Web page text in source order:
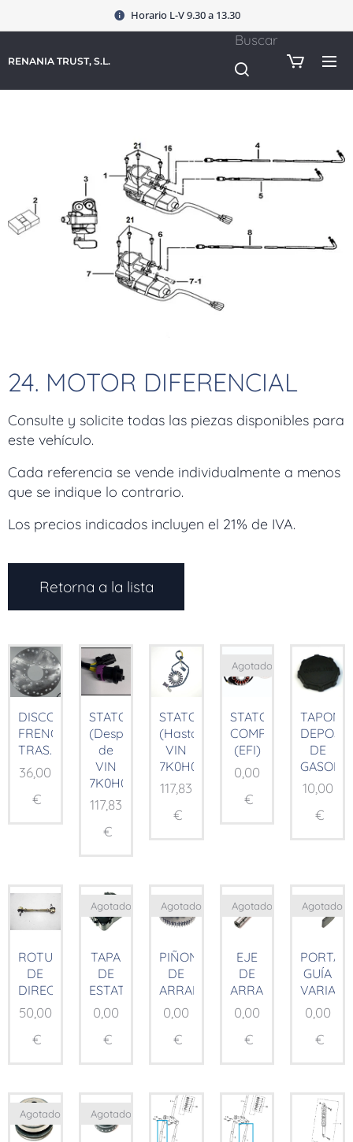
Horario L-V 9.30 a 13.30
RENANIA TRUST, S.L.
Buscar
24. MOTOR DIFERENCIAL
Consulte y solicite todas las piezas disponibles para
este vehículo.
Cada referencia se vende individualmente a menos
que se indique lo contrario.
Los precios indicados incluyen el 21% de IVA.
Retorna a la lista
DISCO
FRENO
TRAS.
36,00
€
STATOR
(Después
de
VIN
7K0H01185)
117,83
€
STATOR
(Hasta
VIN
7K0H01185)
117,83
€
STATOR
COMP.
(EFI)
Agotado
0,00
€
TAPON
DE
10,00
€
ROTULAS
DE
DIRECCION
50,00
€
TAPA
DE
ESTATOR
Agotado
0,00
€
PIÑON
DE
ARRANQUE
Agotado
0,00
€
EJE
DE
ARRANQUE
Agotado
0,00
€
PORTA
GUÍA
Agotado
0,00
€
Agotado Agotado